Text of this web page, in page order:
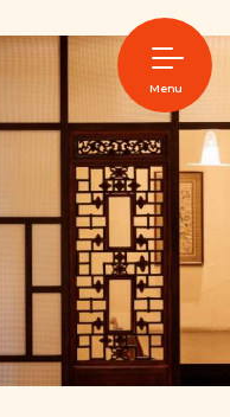
Menu
Map